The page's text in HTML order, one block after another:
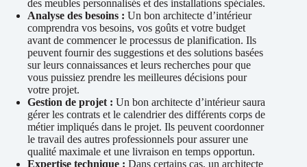
des meubles personnalisés et des installations spéciales.
Analyse des besoins : Un bon architecte d’intérieur
comprendra vos besoins, vos goûts et votre budget
avant de commencer le processus de planification. Ils
peuvent fournir des suggestions et des solutions basées
sur leurs connaissances et leurs recherches pour que
vous puissiez prendre les meilleures décisions pour
votre projet.
Gestion de projet : Un bon architecte d’intérieur saura
gérer les contrats et le calendrier des différents corps de
métier impliqués dans le projet. Ils peuvent coordonner
le travail des autres professionnels pour assurer une
qualité maximale et une livraison en temps opportun.
Expertise technique : Dans certains cas, un architecte